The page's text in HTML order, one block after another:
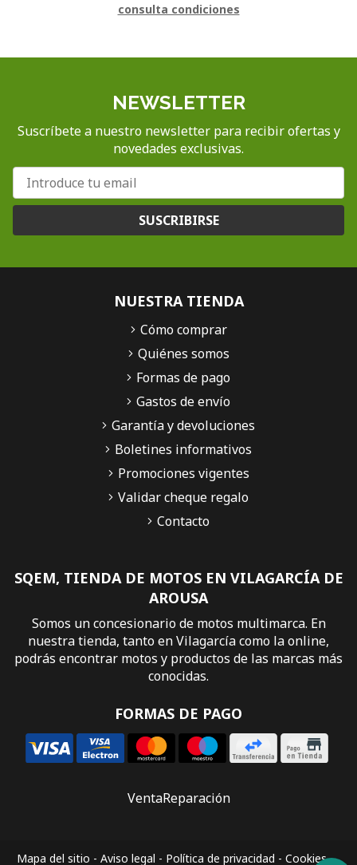
consulta condiciones
NEWSLETTER
Suscríbete a nuestro newsletter para recibir ofertas y
novedades exclusivas.
SUSCRIBIRSE
SQEM, TIENDA DE MOTOS EN VILAGARCÍA DE
AROUSA
Somos un concesionario de motos multimarca. En
nuestra tienda, tanto en Vilagarcía como la online,
podrás encontrar motos y productos de las marcas más
conocidas.
FORMAS DE PAGO
NUESTRA TIENDA
Cómo comprar
Quiénes somos
Formas de pago
Gastos de envío
Garantía y devoluciones
Boletines informativos
Promociones vigentes
Validar cheque regalo
Contacto
VentaReparación
Mapa del sitio - Aviso legal - Política de privacidad - Cookies-